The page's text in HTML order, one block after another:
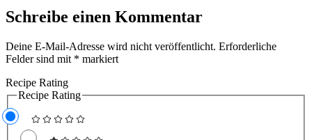
Schreibe einen Kommentar
Deine E-Mail-Adresse wird nicht veröffentlicht. Erforderliche
Felder sind mit * markiert
Recipe Rating
Recipe Rating